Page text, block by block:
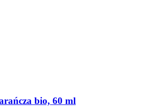
bio, 60 ml